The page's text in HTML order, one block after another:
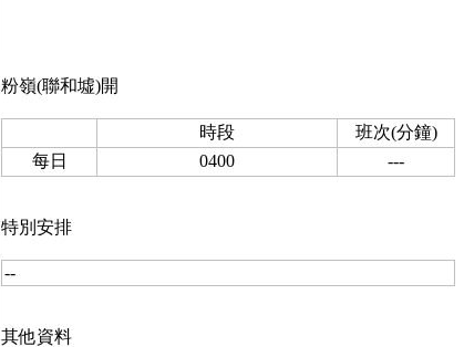
粉嶺(聯和墟)開
時段
班次(分鐘)
每日
0400 ---
特別安排
--
其他資料